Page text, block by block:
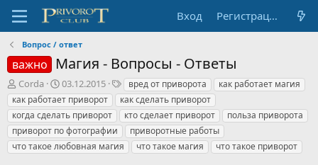
Вход Регистрация
Вопрос / ответ
важно Магия - Вопросы - Ответы
А
в
т
о
р
т
Corda
Д
а
т
а
н
а
03.12.2015
Т
е
г
и
вред от приворота
как работает магия
как работает приворот
как сделать приворот
когда сделать приворот
кто сделает приворот
польза приворота
приворот по фотографии
приворотные работы
что такое любовная магия
что такое магия что такое приворот